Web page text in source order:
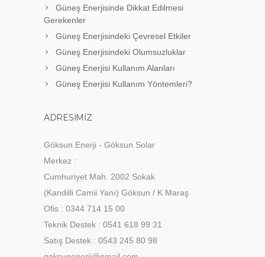
Güneş Enerjisinde Dikkat Edilmesi
Gerekenler
Güneş Enerjisindeki Çevresel Etkiler
Güneş Enerjisindeki Olumsuzluklar
Güneş Enerjisi Kullanım Alanları
Güneş Enerjisi Kullanım Yöntemleri?
ADRESIMIZ
Göksun Enerji - Göksun Solar
Merkez :
Cumhuriyet Mah. 2002 Sokak
(Kandilli Camii Yanı) Göksun / K.Maraş
Ofis : 0344 714 15 00
Teknik Destek : 0541 618 99 31
Satış Destek : 0543 245 80 98